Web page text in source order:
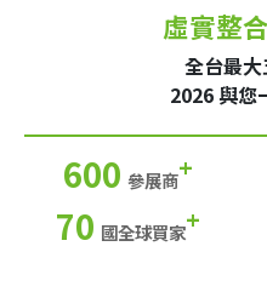
虛實整
全台最
2026 與您
600 參展商+
70 國全球買家+